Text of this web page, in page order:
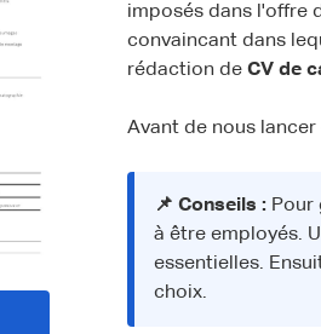
imposés dans l'offre
convaincant dans
rédaction de CV de
Avant de nous
📌 Conseils : Pour
à être employés.
essentielles.
choix.